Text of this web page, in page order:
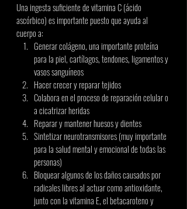
Una ingesta suficiente de vitamina C (ácido
ascórbico) es importante puesto que ayuda al
cuerpo a:
Generar colágeno, una importante proteína
para la piel, cartílagos, tendones, ligamentos y
vasos sanguíneos
Hacer crecer y reparar tejidos
Colabora en el proceso de reparación celular o
a cicatrizar heridas
Reparar y mantener huesos y dientes
Sintetizar neurotransmisores (muy importante
para la salud mental y emocional de todas las
personas)
Bloquear algunos de los daños causados por
radicales libres al actuar como antioxidante,
junto con la vitamina E, el betacaroteno y